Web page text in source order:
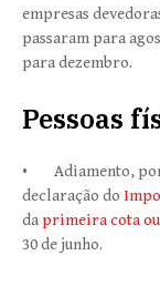
empresas
passaram para
para dezembro.
Pessoas
• Adiamento, por
declaração do
daprimeira cota
30 de junho.